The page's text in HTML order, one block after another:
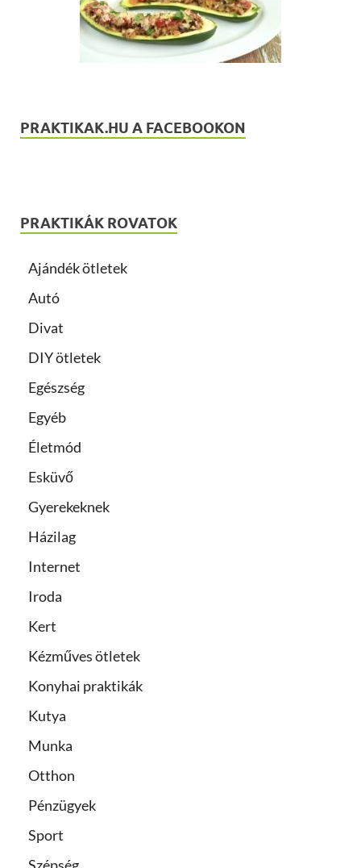
PRAKTIKAK.HU A FACEBOOKON
PRAKTIKÁK ROVATOK
Ajándék ötletek
Autó
Divat
DIY ötletek
Egészség
Egyéb
Életmód
Esküvő
Gyerekeknek
Házilag
Internet
Iroda
Kert
Kézműves ötletek
Konyhai praktikák
Kutya
Munka
Otthon
Pénzügyek
Sport